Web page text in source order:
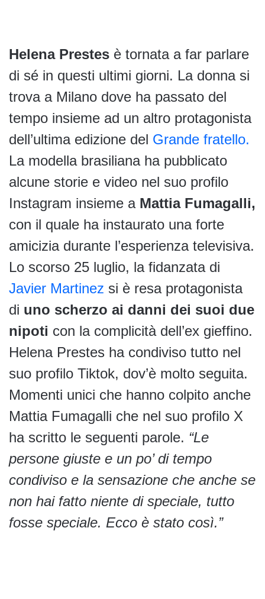
Helena Prestes è tornata a far parlare
di sé in questi ultimi giorni. La donna si
trova a Milano dove ha passato del
tempo insieme ad un altro protagonista
dell’ultima edizione del Grande fratello.
La modella brasiliana ha pubblicato
alcune storie e video nel suo profilo
Instagram insieme aMattia Fumagalli,
con il quale ha instaurato una forte
amicizia durante l’esperienza televisiva.
Lo scorso 25 luglio, la fidanzata di
Javier Martinez si è resa protagonista
di uno scherzo ai danni dei suoi due
nipoti con la complicità dell’ex gieffino.
Helena Prestes ha condiviso tutto nel
suo profilo Tiktok, dov’è molto seguita.
Momenti unici che hanno colpito anche
Mattia Fumagalli che nel suo profilo X
ha scritto le seguenti parole. “Le
persone giuste e un po’ di tempo
condiviso e la sensazione che anche se
non hai fatto niente di speciale, tutto
fosse speciale. Ecco è stato così.”